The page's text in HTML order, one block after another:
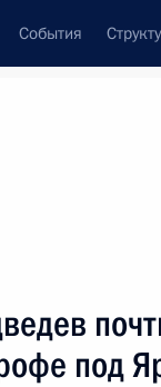
События
Показать
под